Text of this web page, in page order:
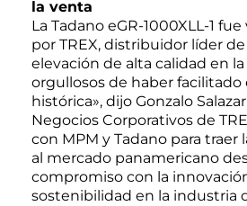
la venta
La Tadano eGR-1000XLL-1
por TREX, distribuidor líder
elevación de alta calidad en
orgullosos de haber facilitado
histórica», dijo Gonzalo
Negocios Corporativos de
con MPM y Tadano para traer
al mercado panamericano
compromiso con la
sostenibilidad en la industria